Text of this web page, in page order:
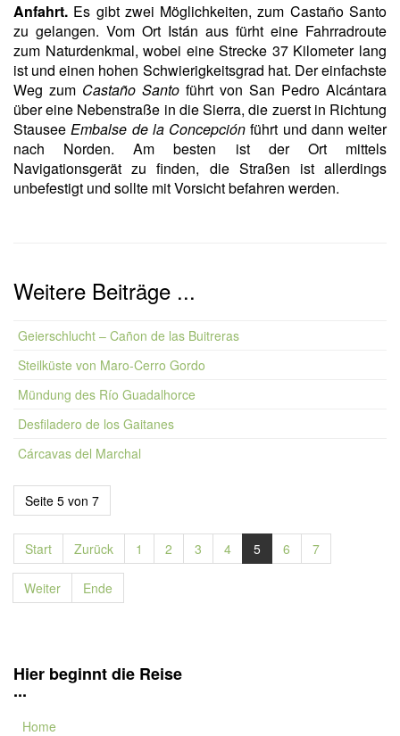
Anfahrt. Es gibt zwei Möglichkeiten, zum Castaño Santo
zu gelangen. Vom Ort Istán aus fürht eine Fahrradroute
zum Naturdenkmal, wobei eine Strecke 37 Kilometer lang
ist und einen hohen Schwierigkeitsgrad hat. Der einfachste
Weg zum Castaño Santo führt von San Pedro Alcántara
über eine Nebenstraße in die Sierra, die zuerst in Richtung
StauseeEmbalse de la Concepción führt und dann weiter
nach Norden. Am besten ist der Ort mittels
Navigationsgerät zu finden, die Straßen ist allerdings
unbefestigt und sollte mit Vorsicht befahren werden.
Weitere Beiträge ...
Geierschlucht – Cañon de las Buitreras
Steilküste von Maro-Cerro Gordo
Mündung des Río Guadalhorce
Desfiladero de los Gaitanes
Cárcavas del Marchal
Seite 5 von 7
Start Zurück 1 2 3 4 5 6 7
Weiter Ende
Hier beginnt die Reise
...
Home